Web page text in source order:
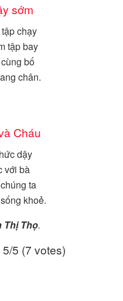
sớm
chạy
tập bay
bố
chân.
Cháu
dậy
với bà
ta
khoẻ.
Thị Thọ.
5/5 (7 votes)